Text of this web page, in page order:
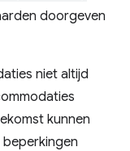
doorgeven
niet altijd
kunnen